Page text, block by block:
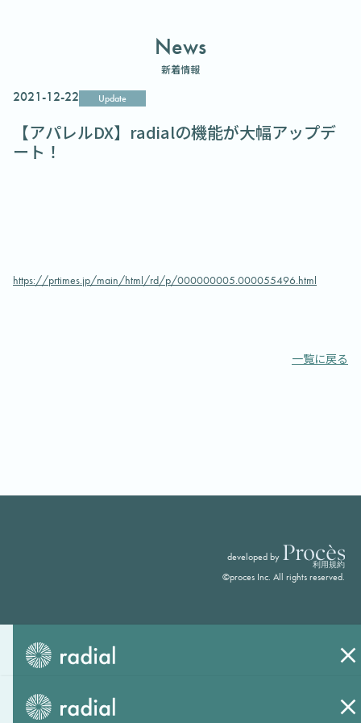
News
新着情報
2021-12-22 Update
【アパレルDX】radialの機能が大幅アップデ
ート！
https://prtimes.jp/main/html/rd/p/000000005.000055496.html
一覧に戻る
developed by
利用規約
©proces Inc. All rights reserved.